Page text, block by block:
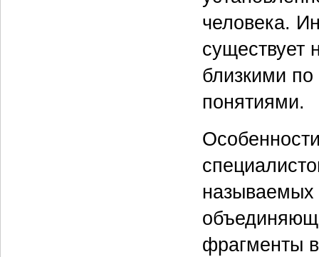
человека.
существует
близкими
понятиями.
называемых
фрагменты